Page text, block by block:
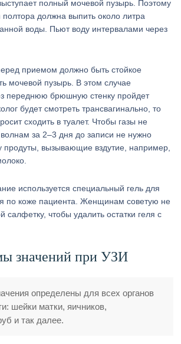
полный мочевой пузырь. Поэтому
должна выпить около литра
воды. Пьют воду интервалами через
приемом должно быть стойкое
мочевой пузырь. В этом случае
переднюю брюшную стенку пройдет
будет смотреть трансвагинально, то
сходить в туалет. Чтобы газы не
за 2–3 дня до записи не нужно
продуты, вызывающие вздутие, например,
используется специальный гель для
по коже пациента. Женщинам советую не
салфетку, чтобы удалить остатки геля с
значений при УЗИ
определены для всех органов
шейки матки, яичников,
и так далее.